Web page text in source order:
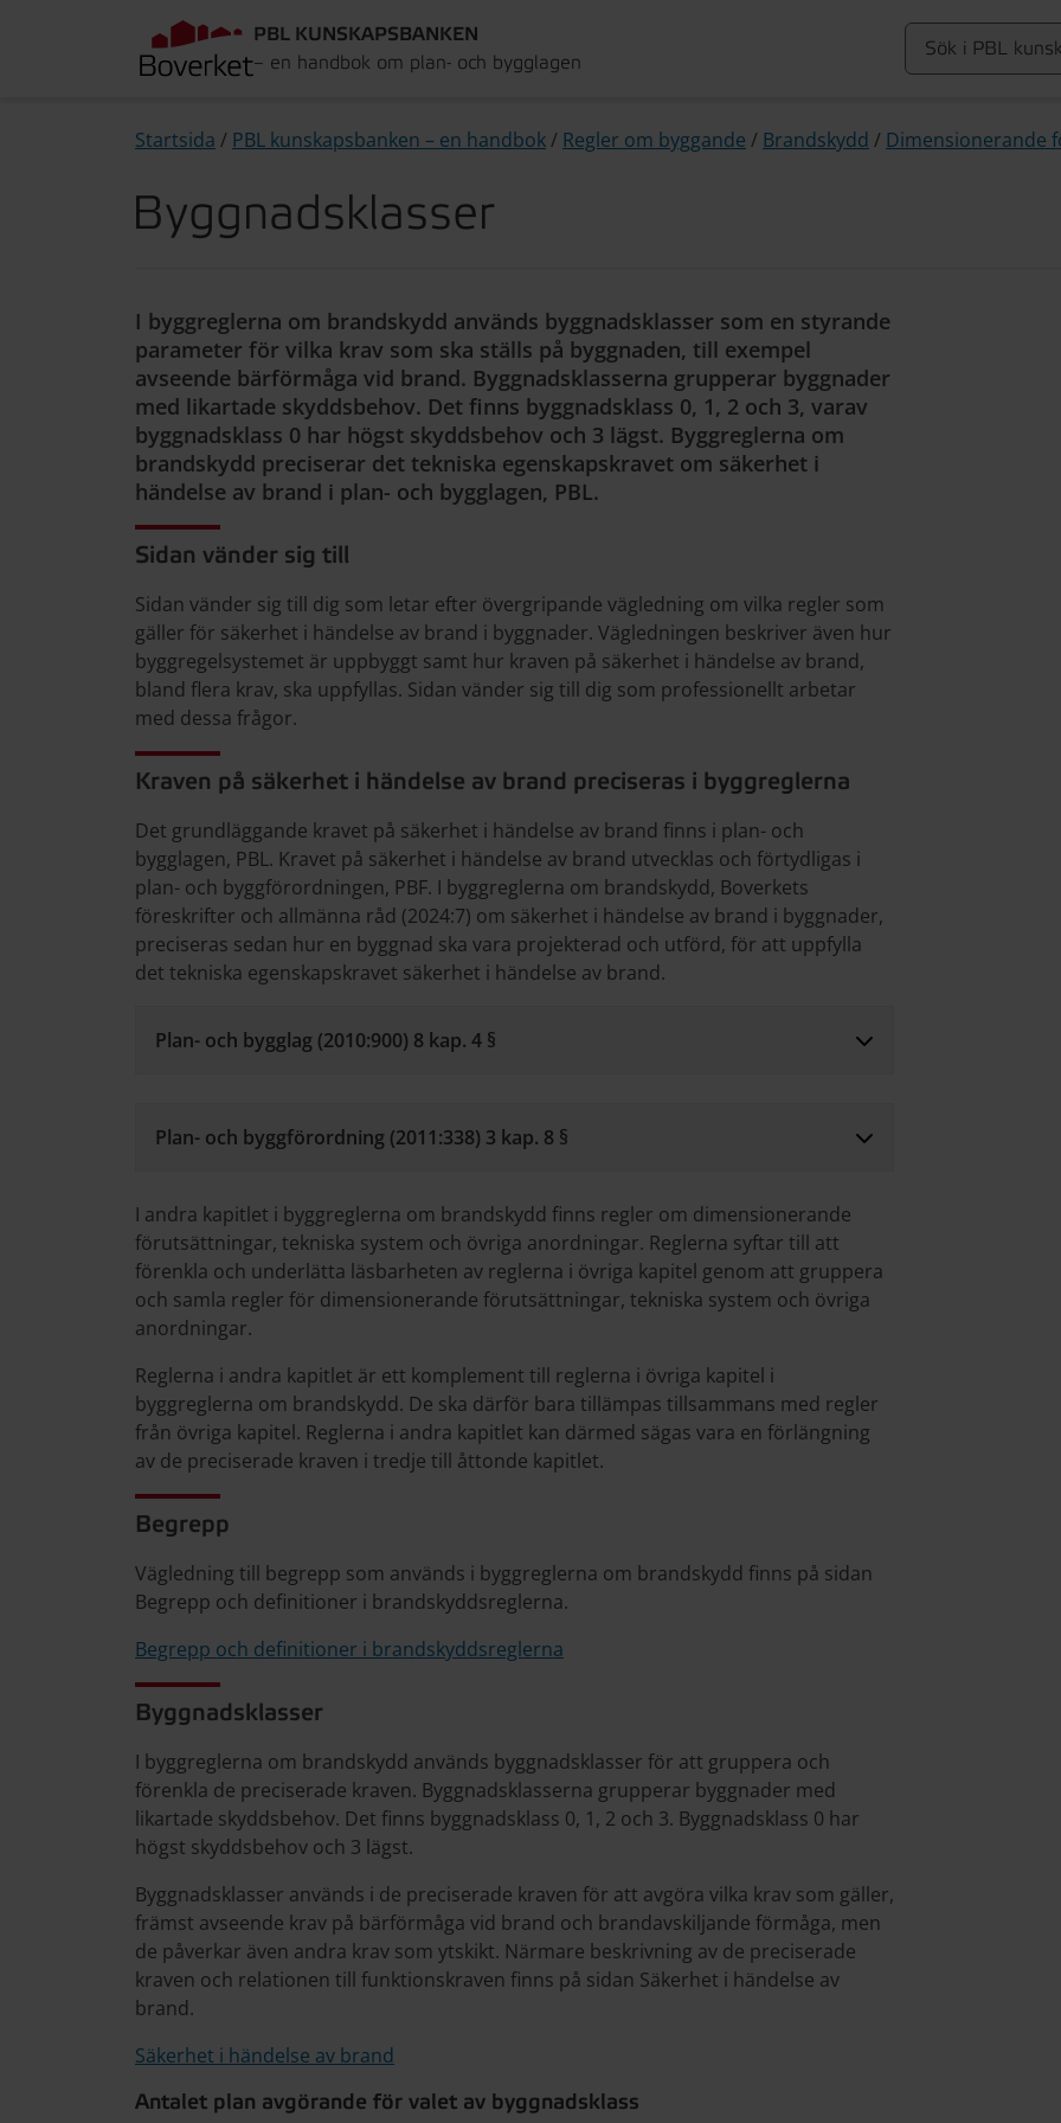
PBL KUNSKAPSBANKEN
– en handbok om plan- och bygglagen
Startsida / PBL kunskapsbanken – en handbok/ Regler om byggande / Brandskydd / Dimensionerande
Byggnadsklasser
I byggreglerna om brandskydd används byggnadsklasser som en styrande
parameter för vilka krav som ska ställs på byggnaden, till exempel
avseende bärförmåga vid brand. Byggnadsklasserna grupperar byggnader
med likartade skyddsbehov. Det finns byggnadsklass 0, 1, 2 och 3, varav
byggnadsklass 0 har högst skyddsbehov och 3 lägst. Byggreglerna om
brandskydd preciserar det tekniska egenskapskravet om säkerhet i
händelse av brand i plan- och bygglagen, PBL.
Sidan vänder sig till
Sidan vänder sig till dig som letar efter övergripande vägledning om vilka regler som
gäller för säkerhet i händelse av brand i byggnader. Vägledningen beskriver även hur
byggregelsystemet är uppbyggt samt hur kraven på säkerhet i händelse av brand,
bland flera krav, ska uppfyllas. Sidan vänder sig till dig som professionellt arbetar
med dessa frågor.
Kraven på säkerhet i händelse av brand preciseras i byggreglerna
Det grundläggande kravet på säkerhet i händelse av brand finns i plan- och
bygglagen, PBL. Kravet på säkerhet i händelse av brand utvecklas och förtydligas i
plan- och byggförordningen, PBF. I byggreglerna om brandskydd, Boverkets
föreskrifter och allmänna råd (2024:7) om säkerhet i händelse av brand i byggnader,
preciseras sedan hur en byggnad ska vara projekterad och utförd, för att uppfylla
det tekniska egenskapskravet säkerhet i händelse av brand.
Plan- och bygglag (2010:900) 8 kap. 4 §
Plan- och byggförordning (2011:338) 3 kap. 8 §
I andra kapitlet i byggreglerna om brandskydd finns regler om dimensionerande
förutsättningar, tekniska system och övriga anordningar. Reglerna syftar till att
förenkla och underlätta läsbarheten av reglerna i övriga kapitel genom att gruppera
och samla regler för dimensionerande förutsättningar, tekniska system och övriga
anordningar.
Reglerna i andra kapitlet är ett komplement till reglerna i övriga kapitel i
byggreglerna om brandskydd. De ska därför bara tillämpas tillsammans med regler
från övriga kapitel. Reglerna i andra kapitlet kan därmed sägas vara en förlängning
av de preciserade kraven i tredje till åttonde kapitlet.
Begrepp
Vägledning till begrepp som används i byggreglerna om brandskydd finns på sidan
Begrepp och definitioner i brandskyddsreglerna.
Begrepp och definitioner i brandskyddsreglerna
Byggnadsklasser
I byggreglerna om brandskydd används byggnadsklasser för att gruppera och
förenkla de preciserade kraven. Byggnadsklasserna grupperar byggnader med
likartade skyddsbehov. Det finns byggnadsklass 0, 1, 2 och 3. Byggnadsklass 0 har
högst skyddsbehov och 3 lägst.
Byggnadsklasser används i de preciserade kraven för att avgöra vilka krav som gäller,
främst avseende krav på bärförmåga vid brand och brandavskiljande förmåga, men
de påverkar även andra krav som ytskikt. Närmare beskrivning av de preciserade
kraven och relationen till funktionskraven finns på sidan Säkerhet i händelse av
brand.
Säkerhet i händelse av brand
Antalet plan avgörande för valet av byggnadsklass